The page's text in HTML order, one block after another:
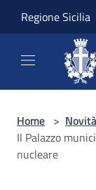
Regione Sicilia
Home > Novità
Il Palazzo
nucleare